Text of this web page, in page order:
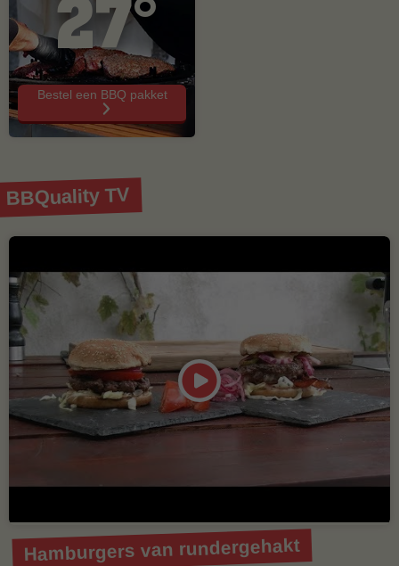
27°
Bestel een BBQ pakket
BBQuality TV
Hamburgers van rundergehakt